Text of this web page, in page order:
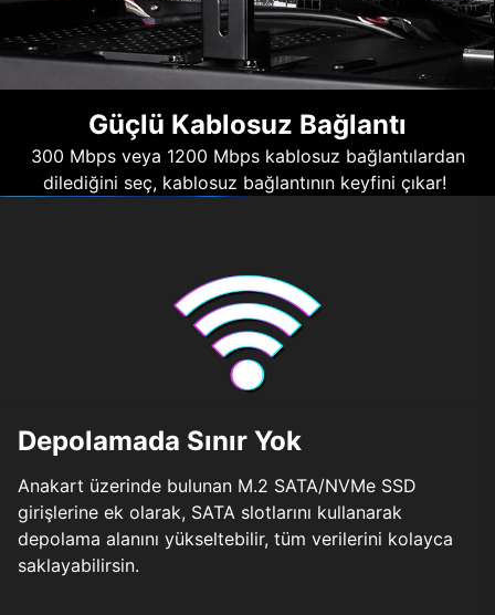
Güçlü Kablosuz Bağlantı
300 Mbps veya 1200 Mbps kablosuz bağlantılardan
dilediğini seç, kablosuz bağlantının keyfini çıkar!
Depolamada Sınır Yok
Anakart üzerinde bulunan M.2 SATA/NVMe SSD
girişlerine ek olarak, SATA slotlarını kullanarak
depolama alanını yükseltebilir, tüm verilerini kolayca
saklayabilirsin.